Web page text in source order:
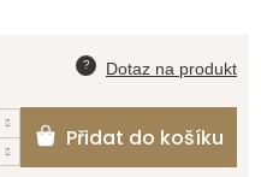
Přidat do košíku